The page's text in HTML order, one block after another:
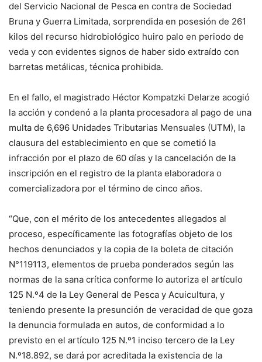
del Servicio Nacional de Pesca en contra de Sociedad
Bruna y Guerra Limitada, sorprendida en posesión de 261
kilos del recurso hidrobiológico huiro palo en periodo de
veda y con evidentes signos de haber sido extraído con
barretas metálicas, técnica prohibida.
En el fallo, el magistrado Héctor Kompatzki Delarze acogió
la acción y condenó a la planta procesadora al pago de una
multa de 6,696 Unidades Tributarias Mensuales (UTM), la
clausura del establecimiento en que se cometió la
infracción por el plazo de 60 días y la cancelación de la
inscripción en el registro de la planta elaboradora o
comercializadora por el término de cinco años.
“Que, con el mérito de los antecedentes allegados al
proceso, específicamente las fotografías objeto de los
hechos denunciados y la copia de la boleta de citación
N°119113, elementos de prueba ponderados según las
normas de la sana crítica conforme lo autoriza el artículo
125 N.º4 de la Ley General de Pesca y Acuicultura, y
teniendo presente la presunción de veracidad de que goza
la denuncia formulada en autos, de conformidad a lo
previsto en el artículo 125 N.º1 inciso tercero de la Ley
N.º18.892, se dará por acreditada la existencia de la